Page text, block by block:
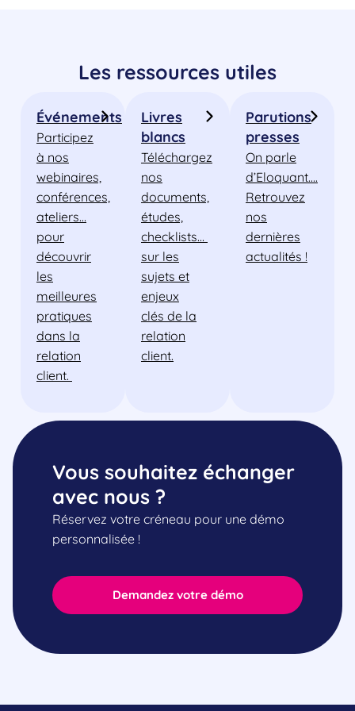
Les ressources utiles
Événements
Participez
à nos
webinaires,
conférences,
ateliers…
pour
découvrir
les
meilleures
pratiques
dans la
relation
client.
Livres
blancs
Téléchargez
nos
documents,
études,
checklists…
sur les
sujets et
enjeux
clés de la
relation
client.
Parutions
presses
On parle
d’Eloquant….
Retrouvez
nos
dernières
actualités !
Demandez votre démo
Vous souhaitez échanger
avec nous ?
Réservez votre créneau pour une démo
personnalisée !